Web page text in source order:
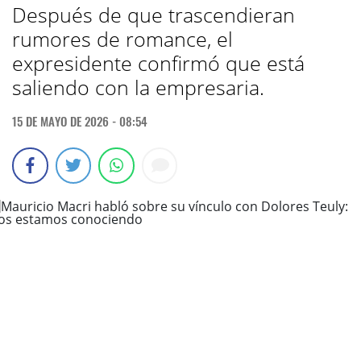
Después de que trascendieran
rumores de romance, el
expresidente confirmó que está
saliendo con la empresaria.
15 DE MAYO DE 2026 - 08:54